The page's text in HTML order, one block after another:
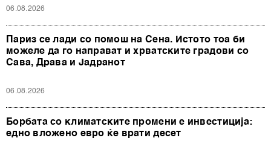
06.08.2026
Париз се лади со помош на Сена. Истото тоа би
можеле да го направат и хрватските градови со
Сава, Драва и Јадранот
06.08.2026
Борбата со климатските промени е инвестиција:
едно вложено евро ќе врати десет